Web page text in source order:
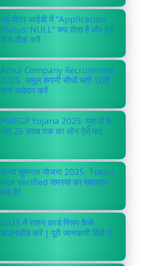
नई वोटर आईडी में “Application
Status: NULL” क्या होता है और इसे
कैसे ठीक करें
Amul Company Recruitment
2025: अमूल कंपनी सीधी भर्ती 10वीं
पास आवेदन करें
PMEGP Yojana 2025: युवाओं के
लिए 25 लाख तक का लोन ऐसे पाएं
कन्या सुमंगला योजना 2025: Token
Not Verified समस्या का समाधान
क्या है?
2025 में राशन कार्ड स्लिप कैसे
डाउनलोड करें | पूरी जानकारी हिंदी में